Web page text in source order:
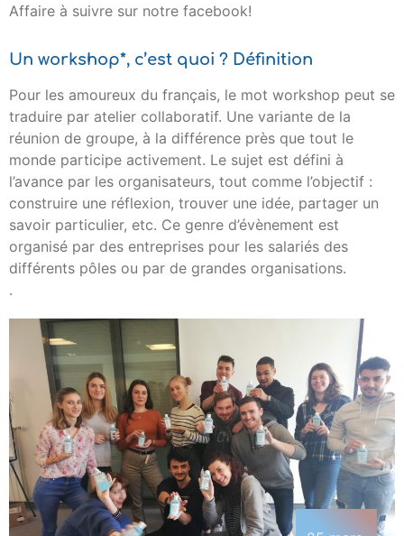
Affaire à suivre sur notre facebook!
Un workshop*, c’est quoi ? Définition
Pour les amoureux du français, le mot workshop peut se
traduire par atelier collaboratif. Une variante de la
réunion de groupe, à la différence près que tout le
monde participe activement. Le sujet est défini à
l’avance par les organisateurs, tout comme l’objectif :
construire une réflexion, trouver une idée, partager un
savoir particulier, etc. Ce genre d’évènement est
organisé par des entreprises pour les salariés des
différents pôles ou par de grandes organisations.
.